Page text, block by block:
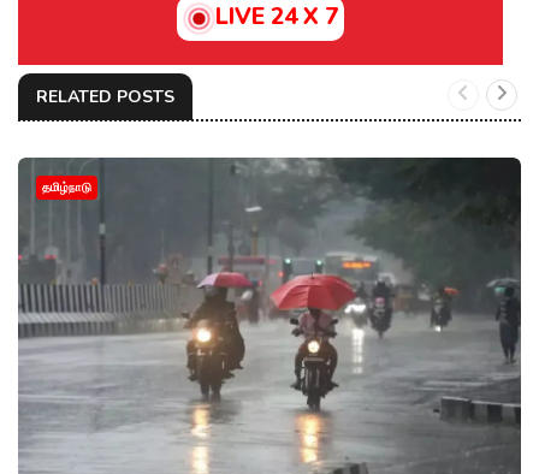
LIVE 24 X 7
RELATED POSTS
தமிழ்நாடு